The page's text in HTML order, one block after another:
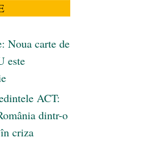
Noua carte de
este
ACT:
dintr-o
criza